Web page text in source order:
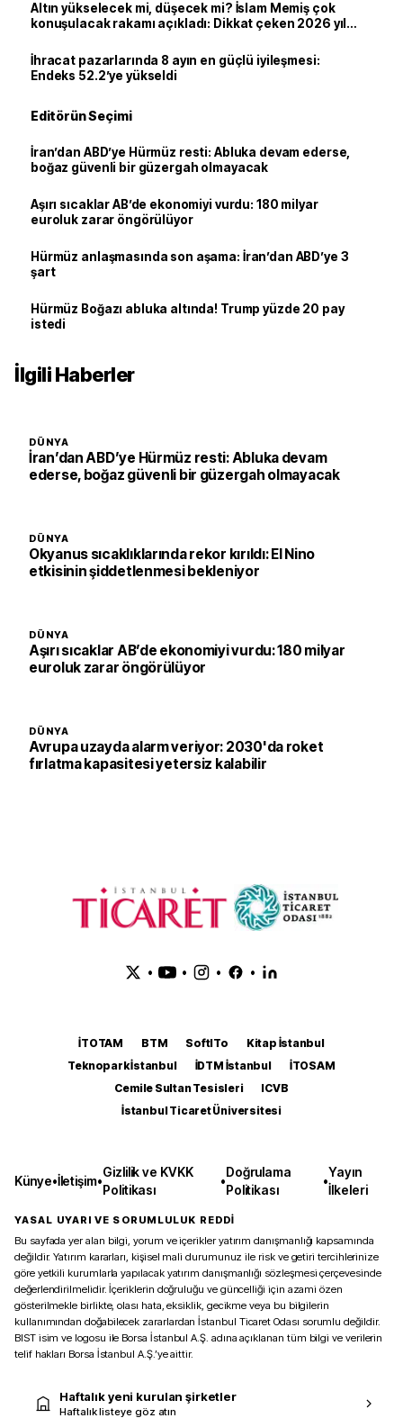
Altın yükselecek mi, düşecek mi? İslam Memiş çok
konuşulacak rakamı açıkladı: Dikkat çeken 2026 yıl
İhracat pazarlarında 8 ayın en güçlü iyileşmesi:
Endeks 52.2’ye yükseldi
Editörün Seçimi
İran’dan ABD’ye Hürmüz resti: Abluka devam ederse,
boğaz güvenli bir güzergah olmayacak
Aşırı sıcaklar AB’de ekonomiyi vurdu: 180 milyar
euroluk zarar öngörülüyor
Hürmüz anlaşmasında son aşama: İran’dan ABD’ye 3
şart
Hürmüz Boğazı abluka altında! Trump yüzde 20 pay
istedi
İlgili Haberler
DÜNYA
İran’dan ABD’ye Hürmüz resti: Abluka devam
ederse, boğaz güvenli bir güzergah olmayacak
DÜNYA
Okyanus sıcaklıklarında rekor kırıldı: El Nino
etkisinin şiddetlenmesi bekleniyor
DÜNYA
Aşırı sıcaklar AB’de ekonomiyi vurdu: 180 milyar
euroluk zarar öngörülüyor
DÜNYA
Avrupa uzayda alarm veriyor: 2030'da roket
fırlatma kapasitesi yetersiz kalabilir
• • • •
İTOTAM BTM SoftITo
Kitap İstanbul
Teknopark İstanbul
İDTM İstanbul
İTOSAM
Cemile Sultan Tesisleri
ICVB
İstanbul Ticaret Üniversitesi
Künye•İletişim•
Gizlilik ve KVKK
Politikası
•
Doğrulama
Politikası
•
Yayın
İlkeleri
YASAL UYARI VE SORUMLULUK REDDİ
Bu sayfada yer alan bilgi, yorum ve içerikler yatırım danışmanlığı kapsamında
değildir. Yatırım kararları, kişisel mali durumunuz ile risk ve getiri tercihlerinize
göre yetkili kurumlarla yapılacak yatırım danışmanlığı sözleşmesi çerçevesinde
değerlendirilmelidir. İçeriklerin doğruluğu ve güncelliği için azami özen
gösterilmekle birlikte, olası hata, eksiklik, gecikme veya bu bilgilerin
kullanımından doğabilecek zararlardan İstanbul Ticaret Odası sorumlu değildir.
BIST isim ve logosu ile Borsa İstanbul A.Ş. adına açıklanan tüm bilgi ve verilerin
telif hakları Borsa İstanbul A.Ş.’ye aittir.
Haftalık yeni kurulan şirketler
Haftalık listeye göz atın